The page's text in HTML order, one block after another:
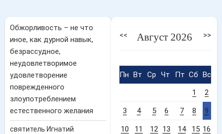
Обжорливость – не что
иное, как дурной навык,
безрассудное,
неудовлетворимое
удовлетворение
поврежденного
злоупотреблением
естественного желания
святитель Игнатий
<< Август 2026 >>
Пн Вт Ср Чт Пт Сб Вс
1
2
3 4 5 6 7 8 9
10 11 12 13 14 15 16